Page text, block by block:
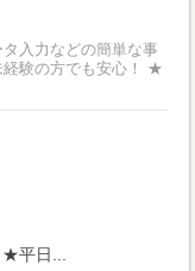
経験の方でも安心！ ★
平日...